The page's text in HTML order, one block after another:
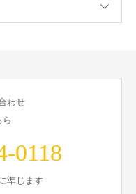
わせ
ら
0118
準じます